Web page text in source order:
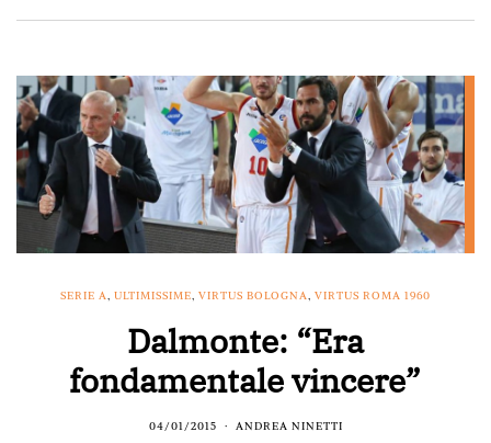
SERIE A, ULTIMISSIME, VIRTUS BOLOGNA, VIRTUS ROMA 1960
Dalmonte: “Era
fondamentale vincere”
04/01/2015 ANDREA NINETTI